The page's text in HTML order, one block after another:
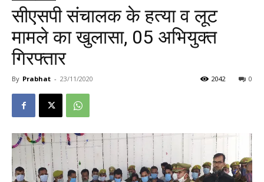
सीएसपी संचालक के हत्या व लूट
मामले का खुलासा, 05 अभियुक्त
गिरफ्तार
By Prabhat - 23/11/2020 0
2042